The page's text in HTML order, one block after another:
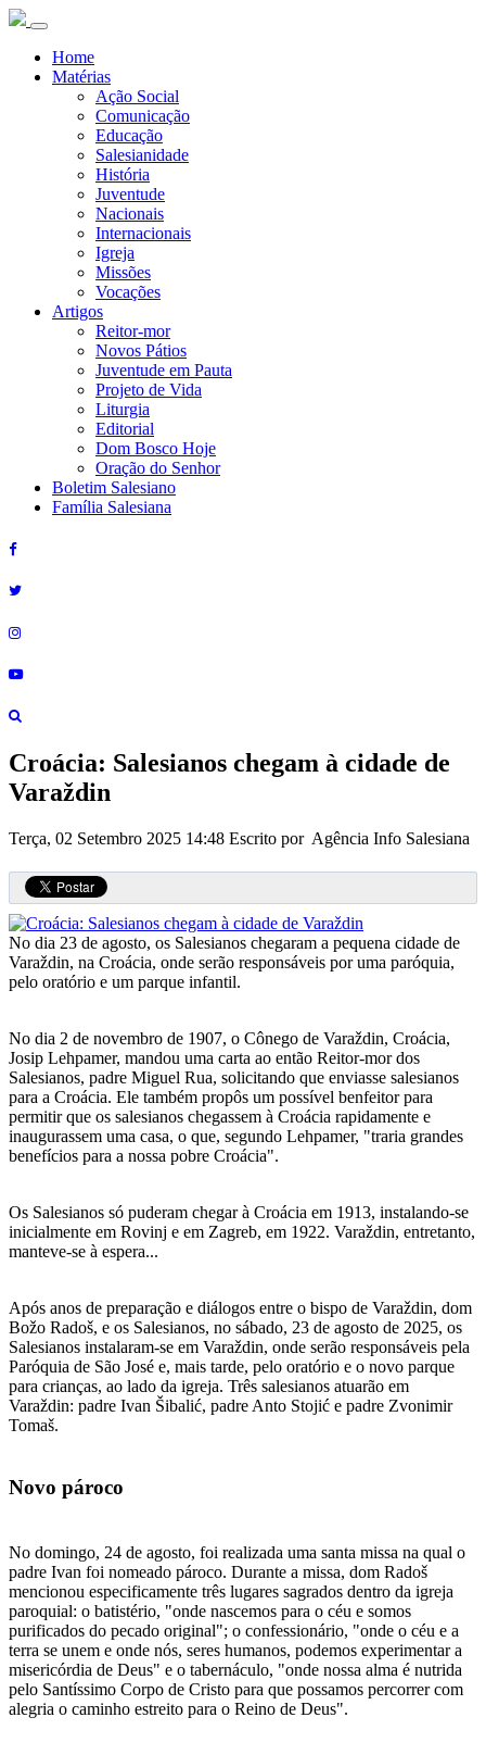
Home
Matérias
Ação Social
Comunicação
Educação
Salesianidade
História
Juventude
Nacionais
Internacionais
Igreja
Missões
Vocações
Artigos
Reitor-mor
Novos Pátios
Juventude em Pauta
Projeto de Vida
Liturgia
Editorial
Dom Bosco Hoje
Oração do Senhor
Boletim Salesiano
Família Salesiana
Croácia: Salesianos chegam à cidade de
Varaždin
Terça, 02 Setembro 2025 14:48 Escrito por Agência Info Salesiana
No dia 23 de agosto, os Salesianos chegaram a pequena cidade de
Varaždin, na Croácia, onde serão responsáveis por uma paróquia,
pelo oratório e um parque infantil.
No dia 2 de novembro de 1907, o Cônego de Varaždin, Croácia,
Josip Lehpamer, mandou uma carta ao então Reitor-mor dos
Salesianos, padre Miguel Rua, solicitando que enviasse salesianos
para a Croácia. Ele também propôs um possível benfeitor para
permitir que os salesianos chegassem à Croácia rapidamente e
inaugurassem uma casa, o que, segundo Lehpamer, "traria grandes
benefícios para a nossa pobre Croácia".
Os Salesianos só puderam chegar à Croácia em 1913, instalando-se
inicialmente em Rovinj e em Zagreb, em 1922. Varaždin, entretanto,
manteve-se à espera...
Após anos de preparação e diálogos entre o bispo de Varaždin, dom
Božo Radoš, e os Salesianos, no sábado, 23 de agosto de 2025, os
Salesianos instalaram-se em Varaždin, onde serão responsáveis pela
Paróquia de São José e, mais tarde, pelo oratório e o novo parque
para crianças, ao lado da igreja. Três salesianos atuarão em
Varaždin: padre Ivan Šibalić, padre Anto Stojić e padre Zvonimir
Tomaš.
Novo pároco
No domingo, 24 de agosto, foi realizada uma santa missa na qual o
padre Ivan foi nomeado pároco. Durante a missa, dom Radoš
mencionou especificamente três lugares sagrados dentro da igreja
paroquial: o batistério, "onde nascemos para o céu e somos
purificados do pecado original"; o confessionário, "onde o céu e a
terra se unem e onde nós, seres humanos, podemos experimentar a
misericórdia de Deus" e o tabernáculo, "onde nossa alma é nutrida
pelo Santíssimo Corpo de Cristo para que possamos percorrer com
alegria o caminho estreito para o Reino de Deus".